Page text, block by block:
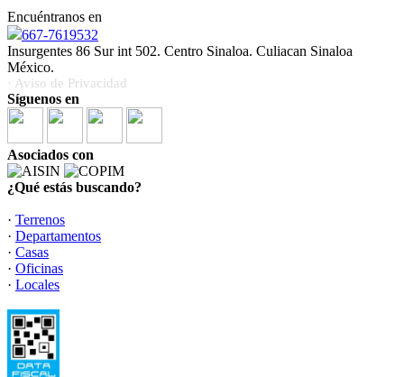
Encuéntranos en
667-7619532
Insurgentes 86 Sur int 502. Centro Sinaloa. Culiacan Sinaloa
México.
· Aviso de Privacidad
Síguenos en
Asociados con
¿Qué estás buscando?
· Terrenos
· Departamentos
· Casas
· Oficinas
· Locales